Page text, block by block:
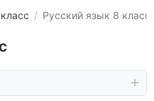
Русский язык 8 класс